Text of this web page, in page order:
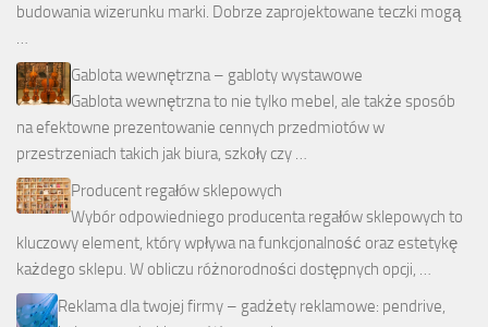
budowania wizerunku marki. Dobrze zaprojektowane teczki mogą
…
Gablota wewnętrzna – gabloty wystawowe
Gablota wewnętrzna to nie tylko mebel, ale także sposób
na efektowne prezentowanie cennych przedmiotów w
przestrzeniach takich jak biura, szkoły czy …
Producent regałów sklepowych
Wybór odpowiedniego producenta regałów sklepowych to
kluczowy element, który wpływa na funkcjonalność oraz estetykę
każdego sklepu. W obliczu różnorodności dostępnych opcji, …
Reklama dla twojej firmy – gadżety reklamowe: pendrive,